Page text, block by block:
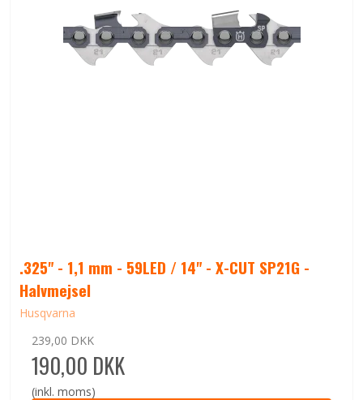
.325" - 1,1 mm - 59LED / 14" - X-CUT SP21G -
Halvmejsel
Husqvarna
239,00 DKK
190,00 DKK
(inkl. moms)